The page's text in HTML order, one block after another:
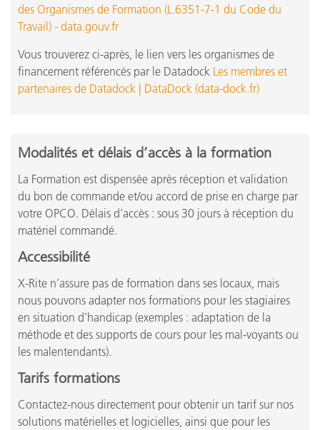
des Organismes de Formation (L.6351-7-1 du Code du
Travail) - data.gouv.fr
Vous trouverez ci-après, le lien vers les organismes de
financement référencés par le Datadock Les membres et
partenaires de Datadock | DataDock (data-dock.fr)
Modalités et délais d’accès à la formation
La Formation est dispensée après réception et validation
du bon de commande et/ou accord de prise en charge par
votre OPCO. Délais d’accès : sous 30 jours à réception du
matériel commandé.
Accessibilité
X-Rite n’assure pas de formation dans ses locaux, mais
nous pouvons adapter nos formations pour les stagiaires
en situation d’handicap (exemples : adaptation de la
méthode et des supports de cours pour les mal-voyants ou
les malentendants).
Tarifs formations
Contactez-nous directement pour obtenir un tarif sur nos
solutions matérielles et logicielles, ainsi que pour les